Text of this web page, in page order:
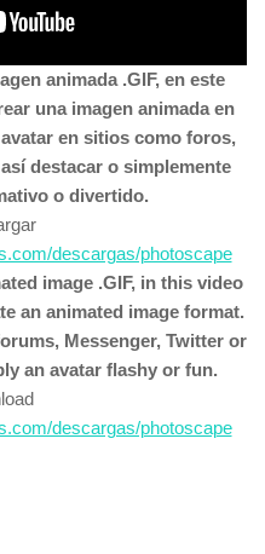
animada .GIF, en este
una imagen animada en
en sitios como foros,
destacar o simplemente
o divertido.
descargas/photoscape
image .GIF, in this video
an animated image format.
Messenger, Twitter or
an avatar flashy or fun.
descargas/photoscape